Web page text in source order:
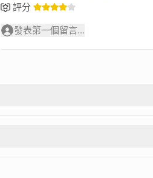
評分
發表第一個留言...